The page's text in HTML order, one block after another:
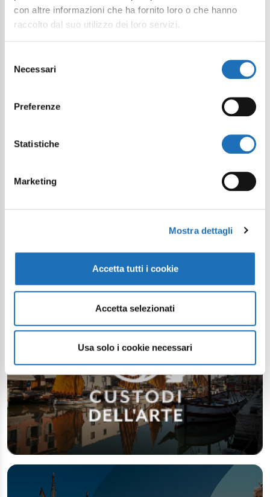
con altre informazioni che ha fornito loro o che hanno
raccolto dal suo utilizzo dei loro servizi.
delNecessari
Preferenze
Statistiche
Marketing
Mostra dettagli
Accetta tutti i cookie
Accetta selezionati
Usa solo i cookie necessari